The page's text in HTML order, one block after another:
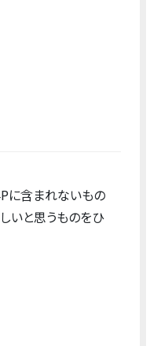
に含まれないもの
いと思うものをひ